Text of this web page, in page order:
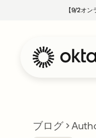
【9/2オ
ブログ